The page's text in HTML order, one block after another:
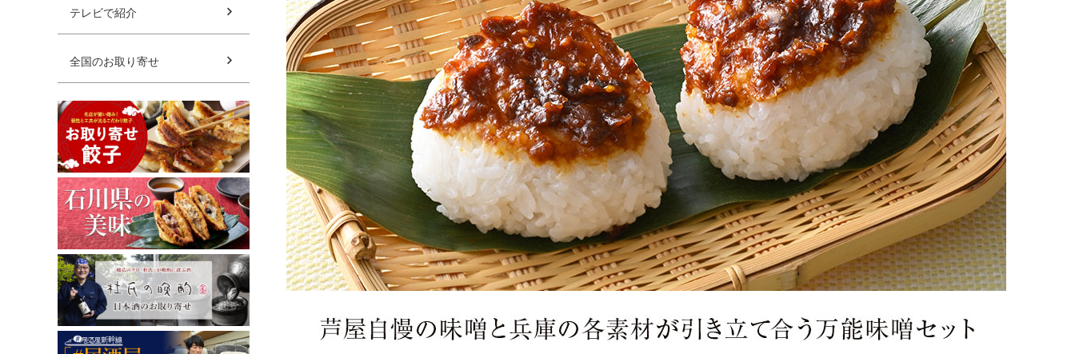
テレビで紹介
全国のお取り寄せ